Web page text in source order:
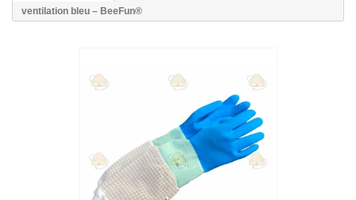
ventilation bleu – BeeFun®